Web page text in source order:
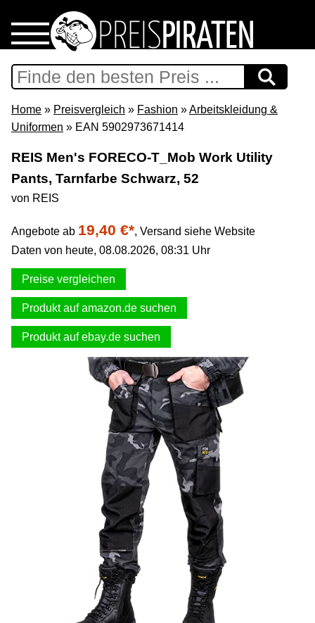
Home
Download
Support & Newsletter
Presse
Datenschutz
Impressum
Home » Preisvergleich » Fashion »Arbeitskleidung &
Uniformen » EAN 5902973671414
REIS Men's FORECO-T_Mob Work Utility
Pants, Tarnfarbe Schwarz, 52
von REIS
Angebote ab 19,40 €*, Versand siehe Website
Daten von heute, 08.08.2026, 08:31 Uhr
Preise vergleichen
Produkt auf amazon.de suchen
Produkt auf ebay.de suchen